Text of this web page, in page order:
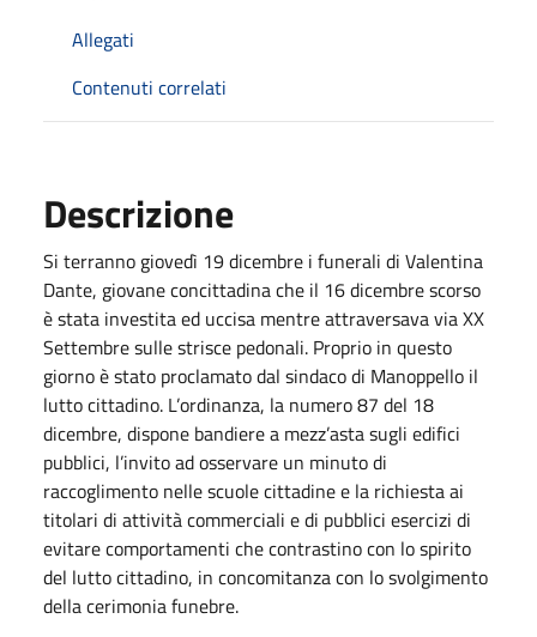
Allegati
Contenuti correlati
Descrizione
Si terranno giovedì 19 dicembre i funerali di Valentina
Dante, giovane concittadina che il 16 dicembre scorso
è stata investita ed uccisa mentre attraversava via XX
Settembre sulle strisce pedonali. Proprio in questo
giorno è stato proclamato dal sindaco di Manoppello il
lutto cittadino. L’ordinanza, la numero 87 del 18
dicembre, dispone bandiere a mezz’asta sugli edifici
pubblici, l’invito ad osservare un minuto di
raccoglimento nelle scuole cittadine e la richiesta ai
titolari di attività commerciali e di pubblici esercizi di
evitare comportamenti che contrastino con lo spirito
del lutto cittadino, in concomitanza con lo svolgimento
della cerimonia funebre.